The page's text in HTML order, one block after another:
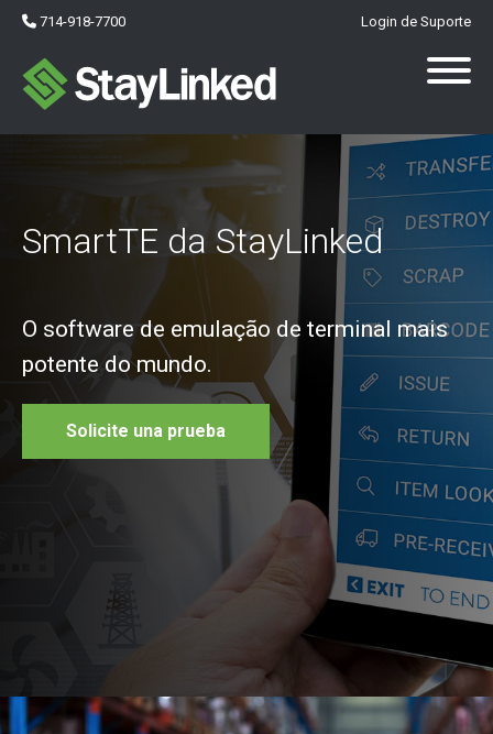
714-918-7700 Login de Suporte
SmartTE da StayLinked
O software de emulação de terminal mais
potente do mundo.
Solicite una prueba